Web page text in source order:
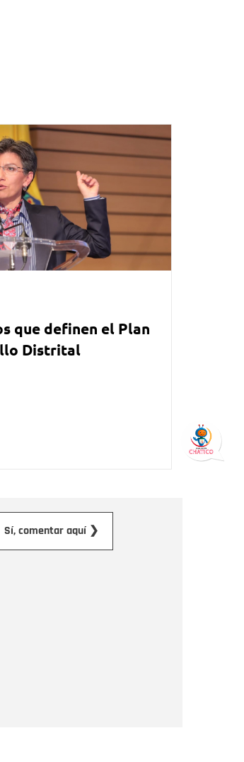
que definen el Plan
Distrital
Sí, comentar aquí ❯